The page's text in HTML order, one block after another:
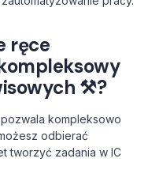
ręce
⚒️?
, pozwala kompleksowo
odbierać
tworzyć zadania w IC